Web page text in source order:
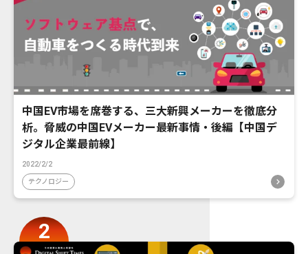
中国EV市場を席巻する、三大新興メーカーを徹底分
析。脅威の中国EVメーカー最新事情・後編【中国デ
ジタル企業最前線】
2022/2/2
テクノロジー